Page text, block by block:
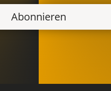
Abonnieren